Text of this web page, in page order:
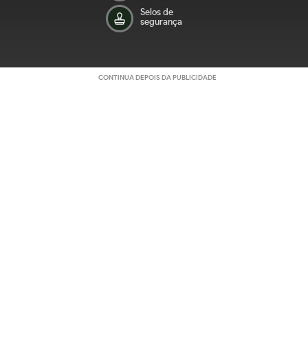
Selos de
segurança
CONTINUA DEPOIS DA PUBLICIDADE